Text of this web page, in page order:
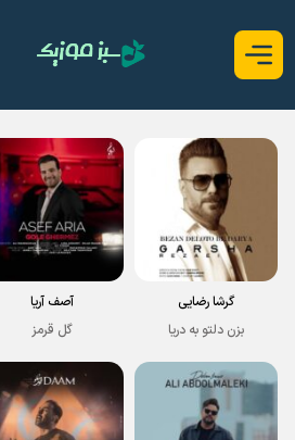
گرشا رضایی
بزن دلتو به دریا
آصف آریا
گل قرمز